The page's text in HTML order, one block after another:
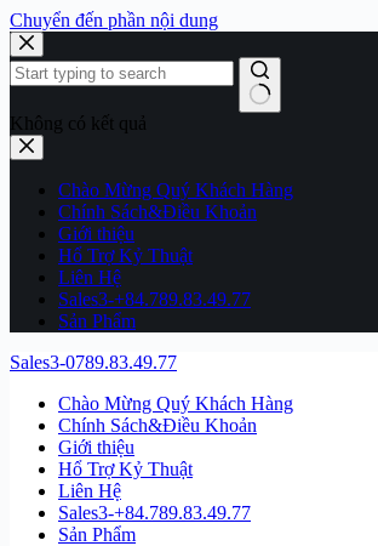
Chuyển đến phần nội dung
Không có kết quả
Chào Mừng Quý Khách Hàng
Chính Sách&Điều Khoản
Giới thiệu
Hổ Trợ Kỷ Thuật
Liên Hệ
Sales3-+84.789.83.49.77
Sản Phẩm
Sales3-0789.83.49.77
Chào Mừng Quý Khách Hàng
Chính Sách&Điều Khoản
Giới thiệu
Hổ Trợ Kỷ Thuật
Liên Hệ
Sales3-+84.789.83.49.77
Sản Phẩm